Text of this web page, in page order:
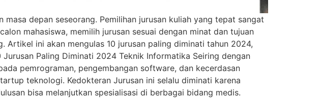
depan seseorang. Pemilihan jurusan kuliah yang tepat sangat
mahasiswa, memilih jurusan sesuai dengan minat dan tujuan
ini akan mengulas 10 jurusan paling diminati tahun 2024,
Paling Diminati 2024 Teknik Informatika Seiring dengan
pemrograman, pengembangan software, dan kecerdasan
teknologi. Kedokteran Jurusan ini selalu diminati karena
bisa melanjutkan spesialisasi di berbagai bidang medis.